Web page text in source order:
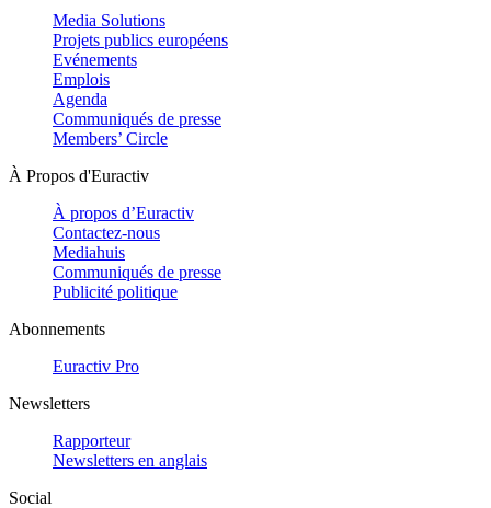
Media Solutions
Projets publics européens
Evénements
Emplois
Agenda
Communiqués de presse
Members’ Circle
À Propos d'Euractiv
À propos d’Euractiv
Contactez-nous
Mediahuis
Communiqués de presse
Publicité politique
Abonnements
Euractiv Pro
Newsletters
Rapporteur
Newsletters en anglais
Social